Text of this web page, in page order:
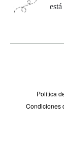
Política
Condiciones